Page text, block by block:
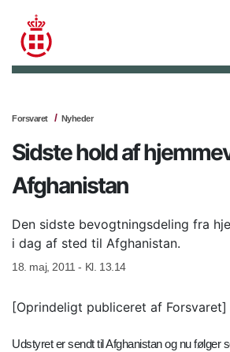
Forsvaret Nyheder
Sidste hold af
Afghanistan
Den sidste bevogtningsdeling fra
i dag af sted til Afghanistan.
18. maj, 2011 - Kl. 13.14
[Oprindeligt publiceret af Forsvaret]
Udstyret er sendt til Afghanistan og nu følger